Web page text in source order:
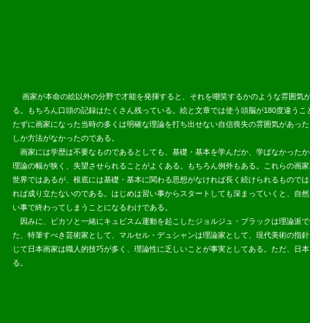
画家が本命の絵以外の分野で才能を発揮すると、それを嘲笑するかのような雰囲気
る。もちろん口頭の記録はたくさん残っている。絵と文章では使う頭脳が180度違う
たずに画家になった当時の多くは明確な理論を打ち出せない自信喪失の雰囲気があっ
しか方法がなかったのである。
画家には学歴は不要なものであるとしても、基礎・基本を学んだか、学ばなかった
理論の幅が狭く、失望させられることがよくある。もちろん例外もある。これらの画
世界ではあるが、根底には基礎・基本に関わる思想がなければ長く続けられるもので
れば成り立たないのである。はじめは習い事からスタートしても深まっていくと、自
い事で終わってしまうことになるわけである。
因みに、ピカソと一緒にキュビスム運動を起こしたジョルジュ・ブラックは理論派
た、特筆すべき芸術家として、マルセル・デュシャンは理論家として、現代美術の指
じて日本画家は職人的技巧が多く、理論性に乏しいことが事実としてある。ただ、
る。